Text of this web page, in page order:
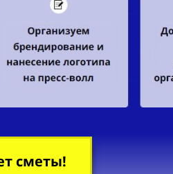
сметы!